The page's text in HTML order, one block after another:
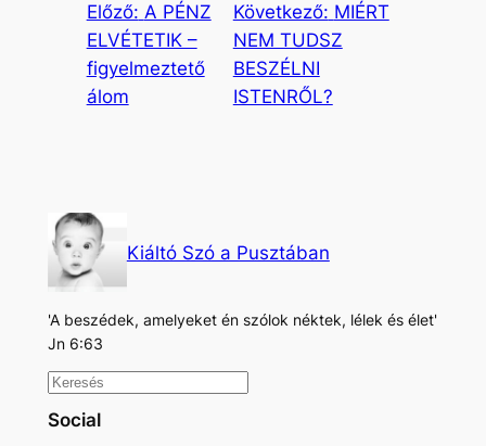
Előző: A PÉNZ
ELVÉTETIK –
figyelmeztető
álom
Következő: MIÉRT
NEM TUDSZ
BESZÉLNI
ISTENRŐL?
Kiáltó Szó a Pusztában
'A beszédek, amelyeket én szólok néktek, lélek és élet'
Jn 6:63
K
e
Social